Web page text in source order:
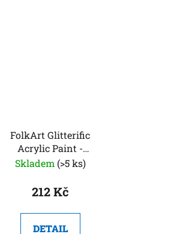
FolkArt Glitterific
Acrylic Paint -
Třpytivá akrylová
Skladem (>5 ks)
212 Kč
DETAIL